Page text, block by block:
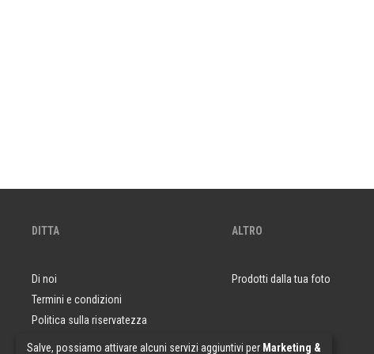
DITTA
Di noi
Termini e condizioni
Politica sulla riservatezza
Domande e risposte
ALTRO
Prodotti dalla tua foto
Salve, possiamo attivare alcuni servizi aggiuntivi per Marketing &